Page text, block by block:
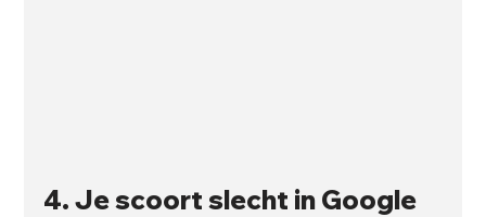
4. Je scoort slecht in Google